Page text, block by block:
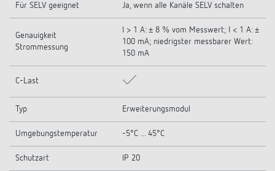
Für SELV geeignet Ja, wenn alle Kanäle SELV schalten
Genauigkeit
Strommessung
I > 1 A: ± 8 % vom Messwert; I < 1 A: ±
100 mA; niedrigster messbarer Wert:
150 mA
C-Last
Typ Erweiterungsmodul
Umgebungstemperatur -5°C ... 45°C
Schutzart IP 20